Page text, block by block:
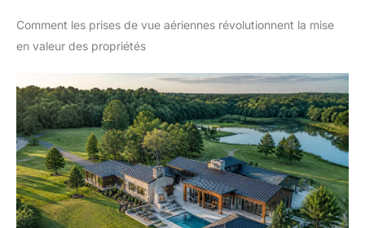
Comment les prises de vue aériennes révolutionnent la mise
en valeur des propriétés